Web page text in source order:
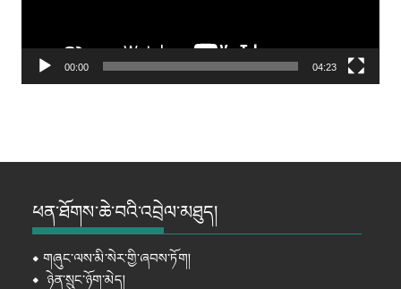
00:00 04:23
ཕན་ཐོགས་ཆེ་བའི་འབྲེལ་མཐུད།
⦁གཞུང་ལས་མི་སེར་གྱི་ཞབས་ཏོག།
⦁ ཉེན་སྲུང་ཉོག་མེད།